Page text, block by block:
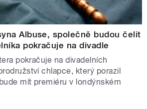
Albuse, společně budou čelit
pokračuje na divadle
pokračuje na divadelních
chlapce, který porazil
mít premiéru v londýnském